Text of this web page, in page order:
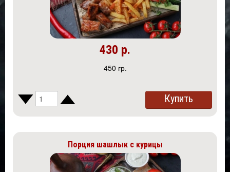
430 р.
450 гр.
Купить
Порция шашлык с курицы